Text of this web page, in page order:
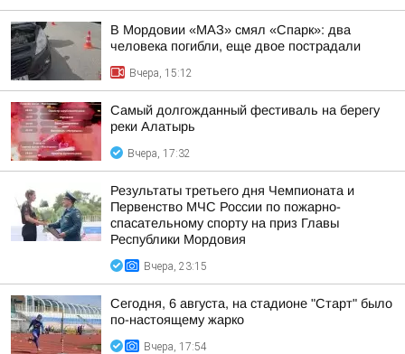
В Мордовии «МАЗ» смял «Спарк»: два
человека погибли, еще двое пострадали
Вчера, 15:12
Самый долгожданный фестиваль на берегу
реки Алатырь
Вчера, 17:32
Результаты третьего дня Чемпионата и
Первенство МЧС России по пожарно-
спасательному спорту на приз Главы
Республики Мордовия
Вчера, 23:15
Сегодня, 6 августа, на стадионе "Старт" было
по-настоящему жарко
Вчера, 17:54